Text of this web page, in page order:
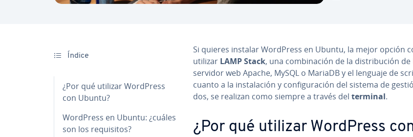
Índice
¿Por qué utilizar WordPress
con Ubuntu?
WordPress en Ubuntu: ¿cuáles
son los re­qui­si­tos?
Si quieres instalar WordPress en Ubuntu, la mejor opción
utilizar LAMP Stack, una co­m­bi­na­ción de la di­s­tri­bu­ción de
servidor web Apache, MySQL o MariaDB y el lenguaje de
cuanto a la in­s­ta­la­ción y co­n­fi­gu­ra­ción del sistema de
dos, se realizan como siempre a través del terminal.
¿Por qué utilizar WordPress